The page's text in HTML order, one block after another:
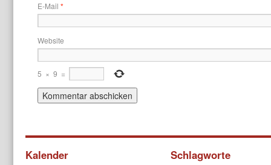
E-Mail *
Website
5 × 9 =
Kalender
Schlagworte